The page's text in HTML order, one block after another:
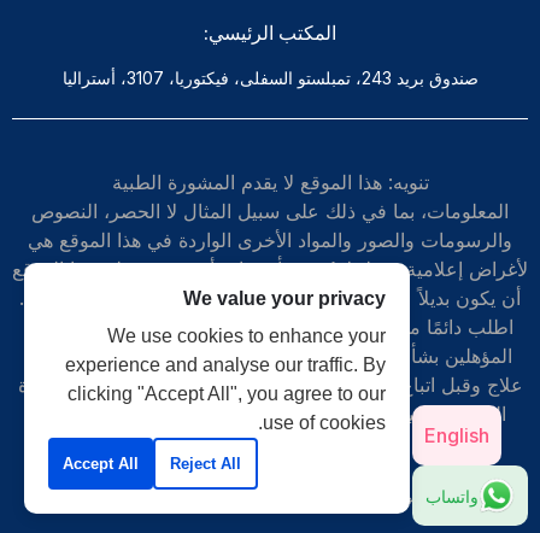
المكتب الرئيسي:
صندوق بريد 243، تمبلستو السفلى، فيكتوريا، 3107، أستراليا
تنويه: هذا الموقع لا يقدم المشورة الطبية
المعلومات، بما في ذلك على سبيل المثال لا الحصر، النصوص
والرسومات والصور والمواد الأخرى الواردة في هذا الموقع هي
لأغراض إعلامية فقط. لا يُقصد بأي مادة أو محتوى على هذا الموقع
أن يكون بديلاً عن المشورة الطبية المهنية أو التشخيص أو العلاج.
اطلب دائمًا مشورة طبيبك أو غيره من مقدمي الرعاية الصحية
المؤهلين بشأن أي أسئلة قد تكون لديك بخصوص حالة طبية أو
علاج وقبل اتباع نظام رعاية صحية جديد، ولا تتجاهل أبدًا المشورة
الطبية المهنية أو تتأخر في طلبها بسبب شيء قرأته على هذا
www.myheco.com
حقوق الطبع والنشر © 2024-25 | جميع الحقوق محفوظة
English
واتساب
We value your privacy
We use cookies to enhance your
experience and analyse our traffic. By
clicking "Accept All", you agree to our
use of cookies.
Reject All
Accept All